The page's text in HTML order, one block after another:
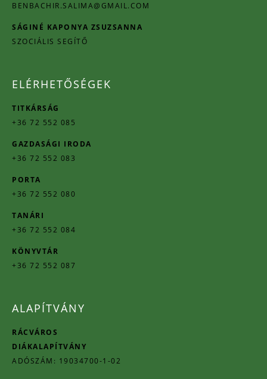
BENBACHIR.SALIMA@GMAIL.COM
SÁGINÉ KAPONYA ZSUZSANNA
SZOCIÁLIS SEGÍTŐ
ELÉRHETŐSÉGEK
TITKÁRSÁG
+36 72 552 085
GAZDASÁGI IRODA
+36 72 552 083
PORTA
+36 72 552 080
TANÁRI
+36 72 552 084
KÖNYVTÁR
+36 72 552 087
ALAPÍTVÁNY
RÁCVÁROS
DIÁKALAPÍTVÁNY
ADÓSZÁM: 19034700-1-02